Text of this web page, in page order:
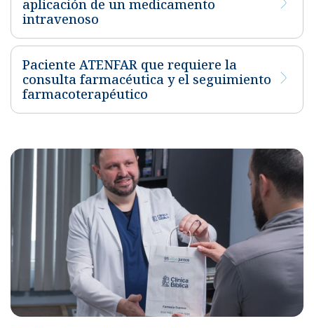
aplicación de un medicamento
intravenoso
Paciente ATENFAR que requiere la
consulta farmacéutica y el seguimiento
farmacoterapéutico